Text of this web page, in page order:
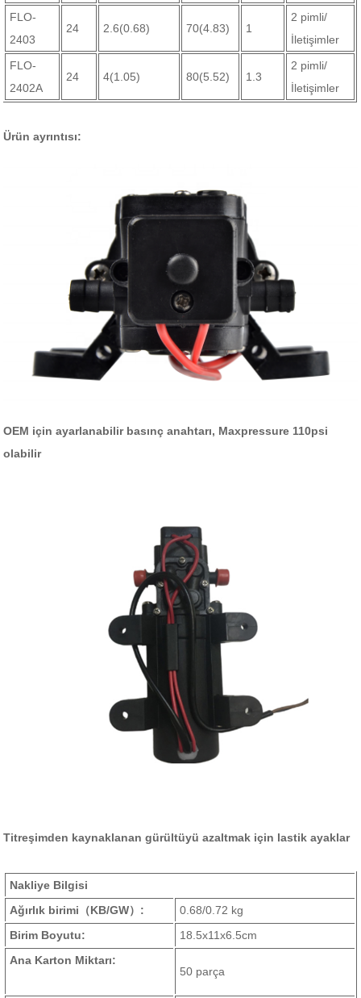
FLO-
2403
24 2.6(0.68) 70(4.83) 1
2 pimli/
İletişimler
FLO-
2402A
24 4(1.05) 80(5.52) 1.3
2 pimli/
İletişimler
Ürün ayrıntısı:
OEM için ayarlanabilir basınç anahtarı, Maxpressure 110psi
olabilir
Titreşimden kaynaklanan gürültüyü azaltmak için lastik ayaklar
Nakliye Bilgisi
Ağırlık birimi （KB/GW） :
0.68/0.72 kg
Birim Boyutu:
18.5x11x6.5cm
Ana Karton Miktarı:
50 parça